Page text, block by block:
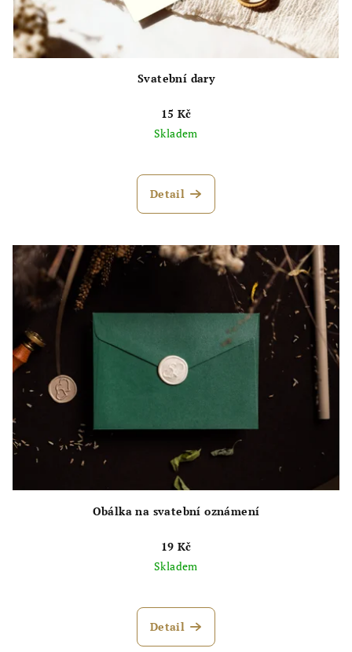
Svatební dary
15 Kč
Skladem
hodnocení
produktu
5
hvězdiček.
Detail
Obálka na svatební oznámení
19 Kč
Skladem
hodnocení
produktu
Detail